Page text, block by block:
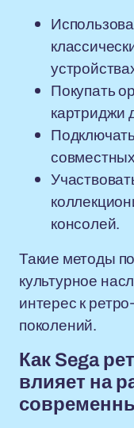
Покупать
картриджи
консолей.
Такие методы
культурное
интерес к
поколений.
Как Sega
влияет на